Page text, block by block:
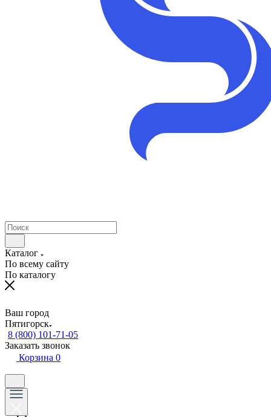
Каталог
По всему сайту
По каталогу
Ваш город
Пятигорск
8 (800) 101-71-05
Заказать звонок
Корзина 0